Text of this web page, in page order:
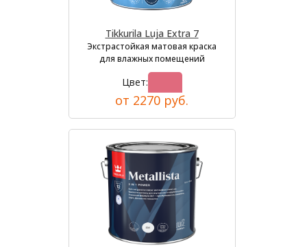
Tikkurila Luja Extra 7
Экстрастойкая матовая краска
для влажных помещений
Цвет:
от 2270 руб.